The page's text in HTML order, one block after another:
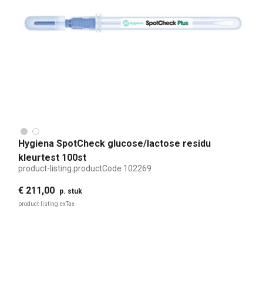
Hygiena SpotCheck glucose/lactose residu
kleurtest 100st
product-listing.productCode 102269
€ 211,00 p. stuk
product-listing.exTax